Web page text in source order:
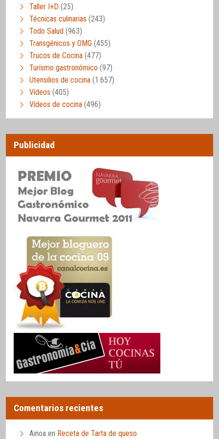
Taller I+D (25)
Técnicas culinarias (243)
Todo Salud (963)
Transgénicos y OMG (455)
Trucos de Cocina (477)
Turismo gastronómico (97)
Utensilios de cocina (1.657)
Vídeos (405)
Vídeos de cocina (496)
Publicidad
Comentarios recientes
Ainoa en Receta de Tarta de queso